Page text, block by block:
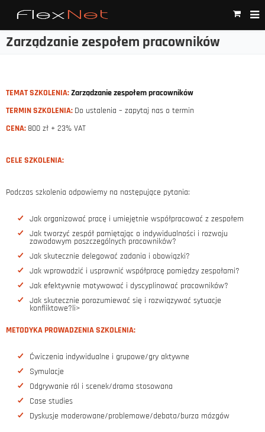
Zarządzanie zespołem pracowników
TEMAT SZKOLENIA:Zarządzanie zespołem pracowników
TERMIN SZKOLENIA: Do ustalenia – zapytaj nas o termin
CENA: 800 zł + 23% VAT
CELE SZKOLENIA:
Podczas szkolenia odpowiemy na następujące pytania:
Jak organizować pracę i umiejętnie współpracować z zespołem
Jak tworzyć zespół pamiętając o indywidualności i rozwoju
zawodowym poszczególnych pracowników?
Jak skutecznie delegować zadania i obowiązki?
Jak wprowadzić i usprawnić współpracę pomiędzy zespołami?
Jak efektywnie motywować i dyscyplinować pracowników?
Jak skutecznie porozumiewać się i rozwiązywać sytuacje
konfliktowe?li>
METODYKA PROWADZENIA SZKOLENIA:
Ćwiczenia indywidualne i grupowe/gry aktywne
Symulacje
Odgrywanie ról i scenek/drama stosowana
Case studies
Dyskusje moderowane/problemowe/debata/burza mózgów